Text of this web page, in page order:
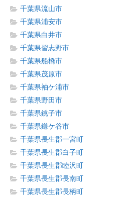
千葉県流山市
千葉県浦安市
千葉県白井市
千葉県習志野市
千葉県船橋市
千葉県茂原市
千葉県袖ケ浦市
千葉県野田市
千葉県銚子市
千葉県鎌ケ谷市
千葉県長生郡一宮町
千葉県長生郡白子町
千葉県長生郡睦沢町
千葉県長生郡長南町
千葉県長生郡長柄町